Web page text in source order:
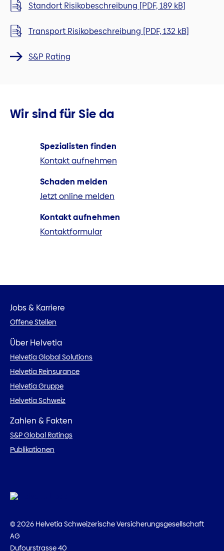
Standort Risikobeschreibung [PDF, 189 kB]
Transport Risikobeschreibung [PDF, 132 kB]
S&P Rating
Wir sind für Sie da
Spezialisten finden
Kontakt aufnehmen
Schaden melden
Jetzt online melden
Kontakt aufnehmen
Kontaktformular
Jobs & Karriere
Offene Stellen
Über Helvetia
Helvetia Global Solutions
Helvetia Reinsurance
Helvetia Gruppe
Helvetia Schweiz
Zahlen & Fakten
S&P Global Ratings
Publikationen
© 2026 Helvetia Schweizerische Versicherungsgesellschaft
AG
Dufourstrasse 40